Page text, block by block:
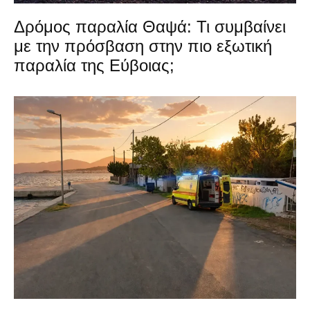
Δρόμος παραλία Θαψά: Τι συμβαίνει
με την πρόσβαση στην πιο εξωτική
παραλία της Εύβοιας;